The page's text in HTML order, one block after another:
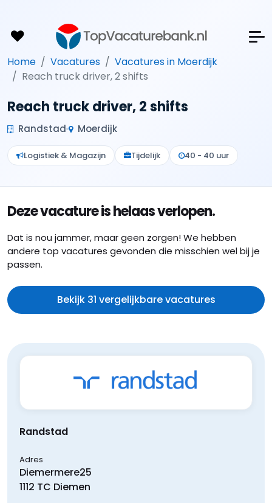
Home Vacatures
Vacatures in Moerdijk
Reach truck driver, 2 shifts
Reach truck driver, 2 shifts
Randstad Moerdijk
Logistiek & Magazijn Tijdelijk 40 - 40 uur
Deze vacature is helaas verlopen.
Dat is nou jammer, maar geen zorgen! We hebben
andere top vacatures gevonden die misschien wel bij je
passen.
Bekijk 31 vergelijkbare vacatures
Randstad
Adres
Diemermere25
1112 TC Diemen